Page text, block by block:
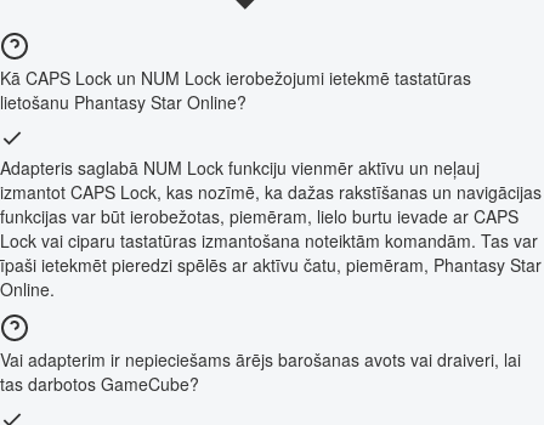
Kā CAPS Lock un NUM Lock ierobežojumi ietekmē tastatūras
lietošanu Phantasy Star Online?
Adapteris saglabā NUM Lock funkciju vienmēr aktīvu un neļauj
izmantot CAPS Lock, kas nozīmē, ka dažas rakstīšanas un navigācijas
funkcijas var būt ierobežotas, piemēram, lielo burtu ievade ar CAPS
Lock vai ciparu tastatūras izmantošana noteiktām komandām. Tas var
īpaši ietekmēt pieredzi spēlēs ar aktīvu čatu, piemēram, Phantasy Star
Online.
Vai adapterim ir nepieciešams ārējs barošanas avots vai draiveri, lai
tas darbotos GameCube?